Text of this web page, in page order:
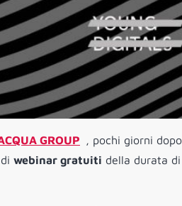
GROUP
, pochi giorni
webinar gratuiti della durata